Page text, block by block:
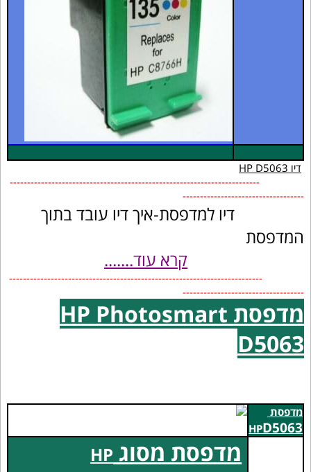
דיו HP D5063
------------------------------------------------------------------------
-----------------------------------
דיו למדפסת-איך דיו עובד בתוך
המדפסת
קרא עוד.......
-------------------------------------------------------------------------
-----------------------------------
מדפסת HP Photosmart
D5063
מדפסת
HPD5063
מדפסת מסוג HP